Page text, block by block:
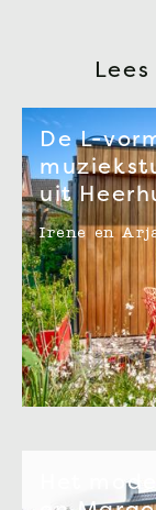
De L-
uit
Irene en
Het